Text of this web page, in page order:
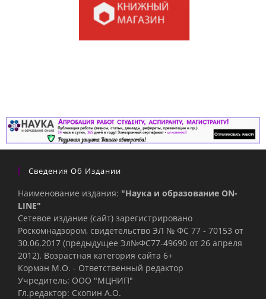
Сведения Об Издании
Наименование издания: "Наука и образование ON-
LINE"
Сетевое издание (сайт) зарегистрировано
Роскомнадзором, свидетельство ЭЛ № ФС 77 - 70153 от
30.06.2017 (предыдущее Эл№ФC77-49690 от 26 апреля
2012). Возрастная категория сайта 6+
Корман М.О. - Ответственный редактор
Учредитель: ООО "МЦНИП"
Гл.редактор: Скопин А.О.